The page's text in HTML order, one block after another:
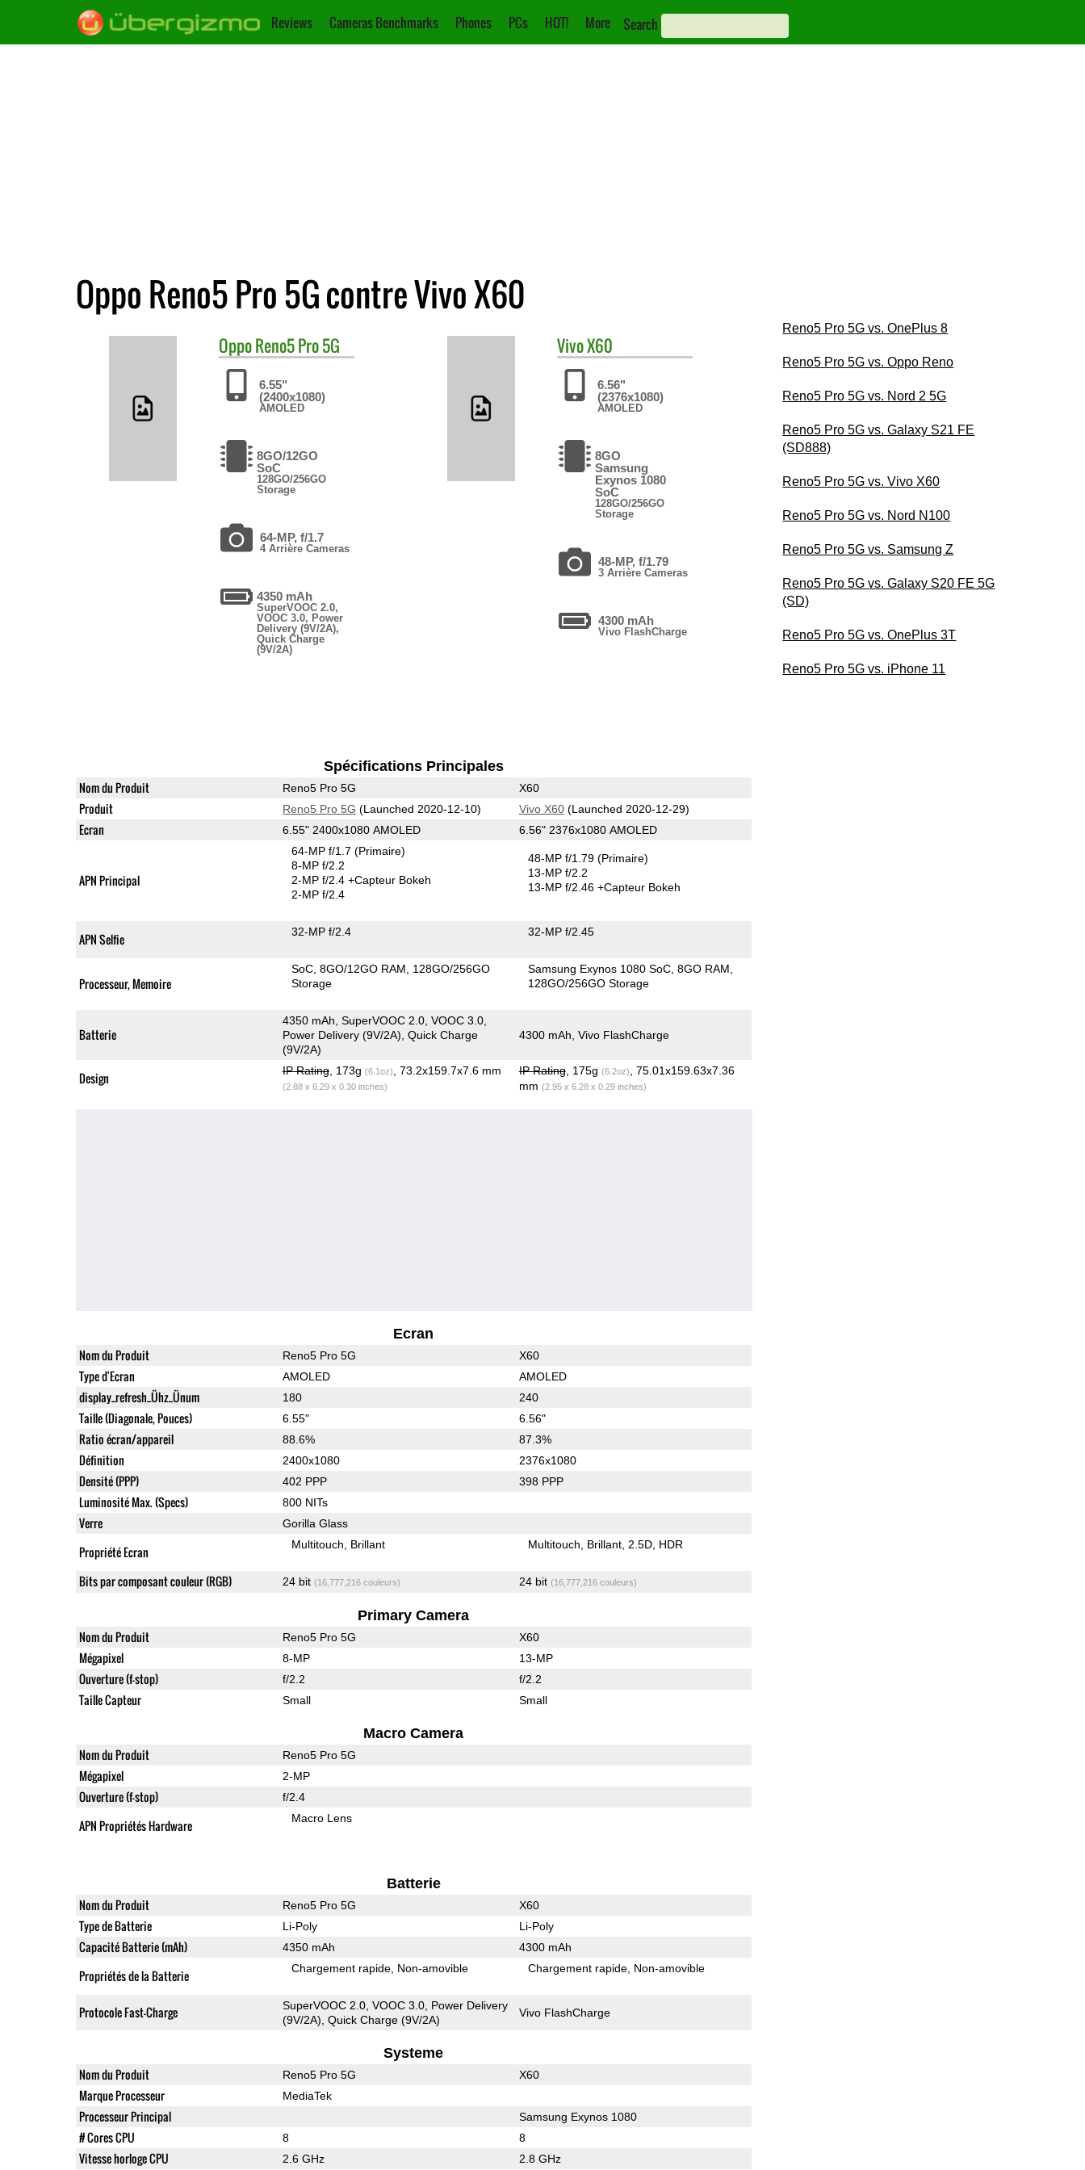
Reviews Cameras Benchmarks Phones PCs HOT! More Search
Oppo Reno5 Pro 5G contre Vivo X60
OppoReno5 Pro 5G
6.55"
(2400x1080)
AMOLED
8GO/12GO
SoC
128GO/256GO
Storage
64-MP, f/1.7
4 Arrière Cameras
4350 mAh
SuperVOOC 2.0,
VOOC 3.0, Power
Delivery (9V/2A),
Quick Charge
(9V/2A)
VivoX60
6.56"
(2376x1080)
AMOLED
8GO
Samsung
Exynos 1080
SoC
128GO/256GO
Storage
48-MP, f/1.79
3 Arrière Cameras
4300 mAh
Vivo FlashCharge
Spécifications Principales
Nom du Produit Reno5 Pro 5G X60
Produit Reno5 Pro 5G (Launched 2020-12-10) Vivo X60(Launched 2020-12-29)
Ecran 6.55" 2400x1080 AMOLED 6.56" 2376x1080 AMOLED
APN Principal
64-MP f/1.7(Primaire)
8-MP f/2.2
2-MP f/2.4+Capteur Bokeh
2-MP f/2.4
48-MP f/1.79(Primaire)
13-MP f/2.2
13-MP f/2.46+Capteur Bokeh
APN Selfie 32-MP f/2.4 32-MP f/2.45
Processeur, Memoire
SoC 8GO/12GO RAM
128GO/256GO
Storage
Samsung Exynos 1080 SoC 8GO RAM
128GO/256GO Storage
Batterie
4350 mAh, SuperVOOC 2.0, VOOC 3.0,
Power Delivery (9V/2A), Quick Charge
(9V/2A)
4300 mAh, Vivo FlashCharge
Design IP Rating, 173g (6.1oz) , 73.2x159.7x7.6 mm
(2.88 x 6.29 x 0.30 inches)
IP Rating, 175g (6.2oz)
, 75.01x159.63x7.36
mm (2.95 x 6.28 x 0.29 inches)
Ecran
Nom du Produit Reno5 Pro 5G X60
Type d'Ecran AMOLED AMOLED
display_refresh_Ühz_Ünum 180 240
Taille (Diagonale, Pouces) 6.55" 6.56"
Ratio écran/appareil 88.6% 87.3%
Définition 2400x1080 2376x1080
Densité (PPP) 402 PPP 398 PPP
Luminosité Max. (Specs) 800 NITs
Verre Gorilla Glass
Propriété Ecran Multitouch Brillant Multitouch Brillant 2.5D HDR
Bits par composant couleur (RGB) 24 bit (16,777,216 couleurs) 24 bit (16,777,216 couleurs)
Primary Camera
Nom du Produit Reno5 Pro 5G X60
Mégapixel 8-MP 13-MP
Ouverture (f-stop) f/2.2 f/2.2
Taille Capteur Small Small
Macro Camera
Nom du Produit Reno5 Pro 5G
Mégapixel 2-MP
Ouverture (f-stop) f/2.4
APN Propriétés Hardware Macro Lens
Batterie
Nom du Produit Reno5 Pro 5G X60
Type de Batterie Li-Poly Li-Poly
Capacité Batterie (mAh) 4350 mAh 4300 mAh
Propriétés de la Batterie Chargement rapide Non-amovible Chargement rapide Non-amovible
Protocole Fast-Charge
SuperVOOC 2.0, VOOC 3.0, Power Delivery
(9V/2A), Quick Charge (9V/2A)
Vivo FlashCharge
Systeme
Nom du Produit Reno5 Pro 5G X60
Marque Processeur MediaTek
Processeur Principal Samsung Exynos 1080
# Cores CPU 8 8
Vitesse horloge CPU 2.6 GHz 2.8 GHz
Reno5 Pro 5G vs. OnePlus 8
Reno5 Pro 5G vs. Oppo Reno
Reno5 Pro 5G vs. Nord 2 5G
Reno5 Pro 5G vs. Galaxy S21 FE
(SD888)
Reno5 Pro 5G vs. Vivo X60
Reno5 Pro 5G vs. Nord N100
Reno5 Pro 5G vs. Samsung Z
Reno5 Pro 5G vs. Galaxy S20 FE 5G
(SD)
Reno5 Pro 5G vs. OnePlus 3T
Reno5 Pro 5G vs. iPhone 11